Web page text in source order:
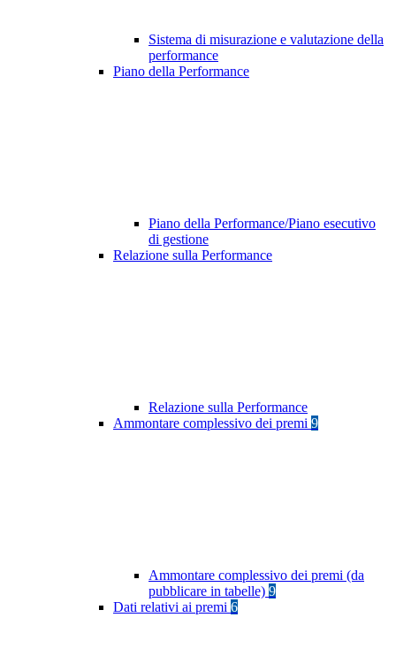
Sistema di misurazione e valutazione della
performance
Piano della Performance
Piano della Performance/Piano esecutivo
di gestione
Relazione sulla Performance
Relazione sulla Performance
Ammontare complessivo dei premi 9
Ammontare complessivo dei premi (da
pubblicare in tabelle) 9
Dati relativi ai premi 6